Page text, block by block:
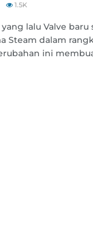
1.5K
lalu Valve
Steam dalam
ini